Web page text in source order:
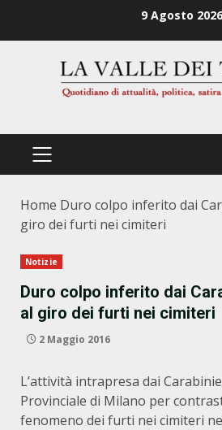
9 Agosto 2026
PRIMÄRES
Home Duro colpo inferito dai
giro dei furti nei cimiteri
Notizie
Duro colpo inferito dai
al giro dei furti nei cimiteri
2 Maggio 2016
L’attività intrapresa dai
Provinciale di Milano per
fenomeno dei furti nei cimiteri